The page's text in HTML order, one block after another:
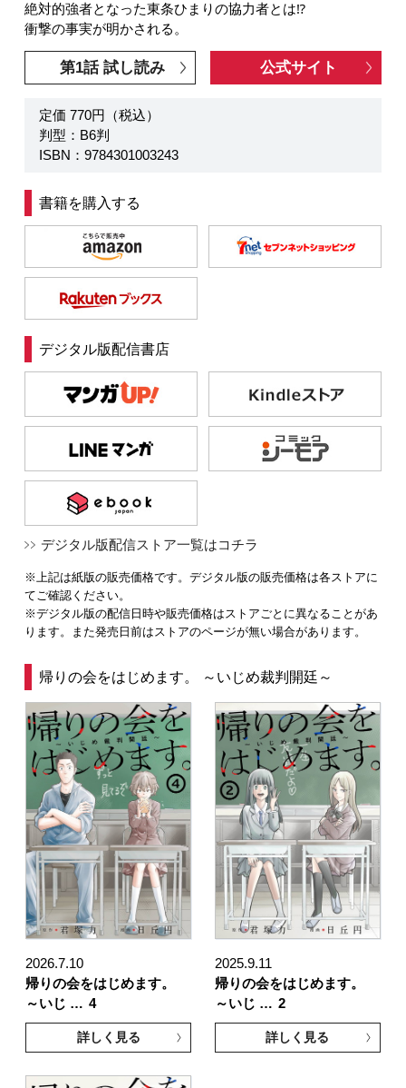
絶対的強者となった東条ひまりの協力者とは⁉
衝撃の事実が明かされる。
第1話 試し読み 公式サイト
定価 770円（税込）
判型：B6判
ISBN：9784301003243
書籍を購入する
デジタル版配信書店
デジタル版配信ストア一覧はコチラ
※上記は紙版の販売価格です。デジタル版の販売価格は各ストアに
てご確認ください。
※デジタル版の配信日時や販売価格はストアごとに異なることがあ
ります。また発売日前はストアのページが無い場合があります。
帰りの会をはじめます。 ～いじめ裁判開廷～
2026.7.10
帰りの会をはじめます。
～いじ … 4
詳しく見る
2025.9.11
帰りの会をはじめます。
～いじ … 2
詳しく見る